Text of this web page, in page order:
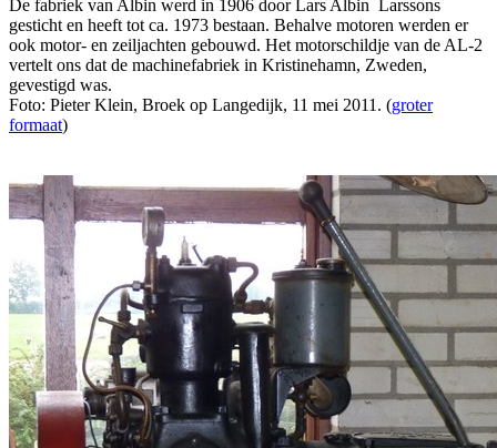
De fabriek van Albin werd in 1906 door Lars Albin Larssons
gesticht en heeft tot ca. 1973 bestaan. Behalve motoren werden er
ook motor- en zeiljachten gebouwd. Het motorschildje van de AL-2
vertelt ons dat de machinefabriek in Kristinehamn, Zweden,
gevestigd was.
Foto: Pieter Klein, Broek op Langedijk, 11 mei 2011. (groter
formaat)